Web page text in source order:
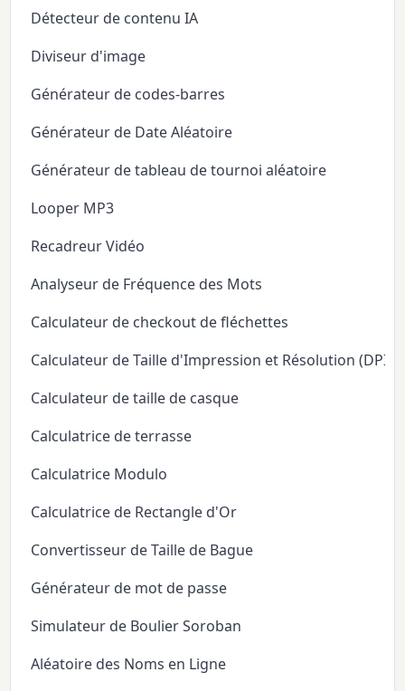
Détecteur de contenu IA
Diviseur d'image
Générateur de codes-barres
Générateur de Date Aléatoire
Générateur de tableau de tournoi aléatoire
Looper MP3
Recadreur Vidéo
Analyseur de Fréquence des Mots
Calculateur de checkout de fléchettes
Calculateur de Taille d'Impression et Résolution (DPI/
Calculateur de taille de casque
Calculatrice de terrasse
Calculatrice Modulo
Calculatrice de Rectangle d'Or
Convertisseur de Taille de Bague
Générateur de mot de passe
Simulateur de Boulier Soroban
Aléatoire des Noms en Ligne